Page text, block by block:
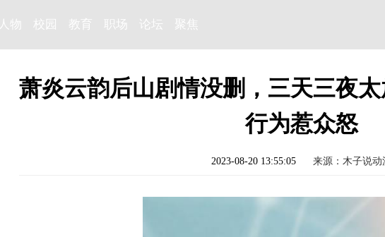
人物 校园 教育 职场 论坛 聚焦
萧炎云韵后山剧情没删，三天三夜
行为惹众怒
2023-08-20 13:55:05 来源：木子说动